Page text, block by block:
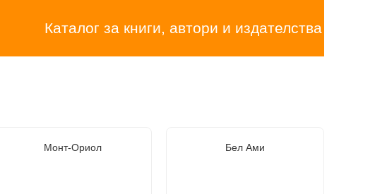
Каталог за книги, автори и издателства
Монт-Ориол Бел Ами